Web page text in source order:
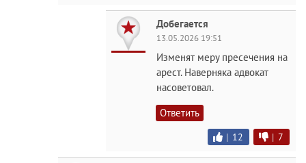
Добегается
13.05.2026 19:51
Изменят меру пресечения на
арест. Наверняка адвокат
насоветовал.
Ответить
| 12 | 7